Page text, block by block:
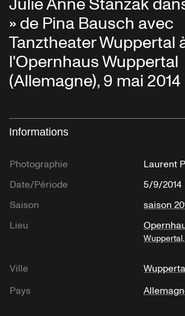
» de Pina Bausch avec
Tanztheater Wuppertal
l'Opernhaus Wuppertal
(Allemagne), 9 mai 2014
Informations
Photographie
Laurent
Date/Période
5/9/2014
Saison
saison
Lieu
Ville
Pays